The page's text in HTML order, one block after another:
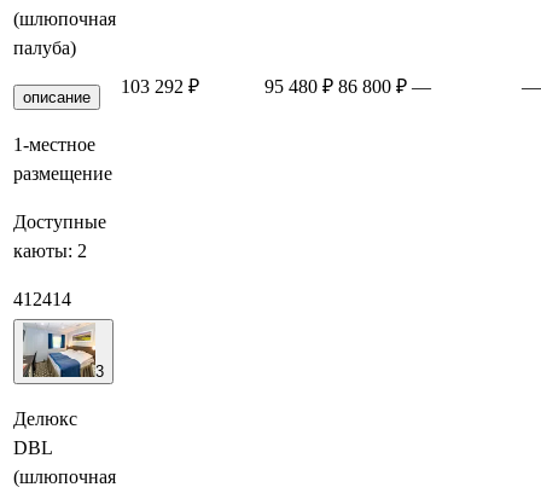
(шлюпочная
палуба)
описание
1-местное
размещение
Доступные
каюты: 2
412414
103 292 ₽ 95 480 ₽ 86 800 ₽ — —
3
Делюкс
DBL
(шлюпочная